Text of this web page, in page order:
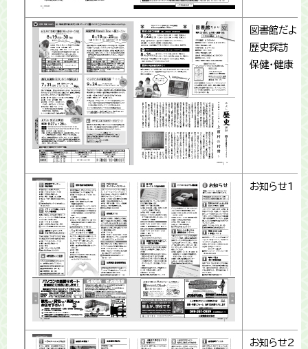
図書館だより
歴史探訪
保健・健康
お知らせ1
お知らせ2